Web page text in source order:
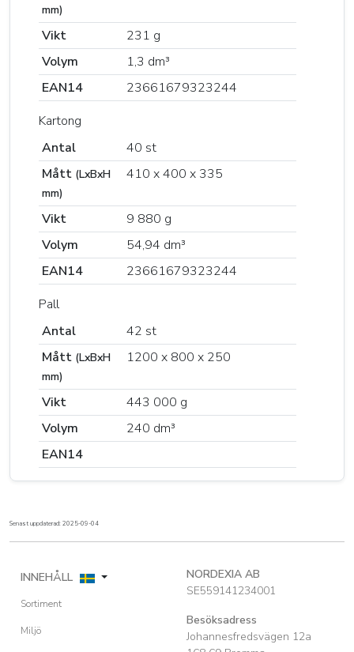
mm)
Vikt
231 g
Volym
1,3 dm³
EAN14
23661679323244
Kartong
Antal
40 st
Mått (LxBxH
mm)
410 x 400 x 335
Vikt
9 880 g
Volym
54,94 dm³
EAN14
23661679323244
Pall
Antal
42 st
Mått (LxBxH
mm)
1200 x 800 x 250
Vikt
443 000 g
Volym
240 dm³
EAN14
Senast uppdaterad: 2025-09-04
INNEHÅLL
Sortiment
Miljö
NORDEXIA AB
SE559141234001
Besöksadress
Johannesfredsvägen 12a